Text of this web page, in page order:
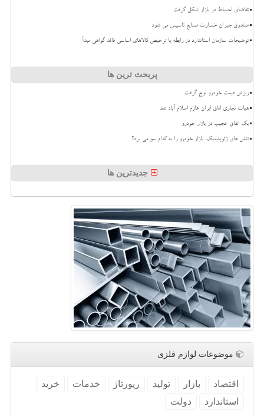
تقاضای احتیاط در بازار شکل گرفت
صندوق جبران خسارت صنایع تاسیس می شود
توضیحات سازمان استاندارد در رابطه با ترخیص کالاهای اساسی فاقد گواهی مبدأ
پربحث ترین ها
ریزش قیمت خودرو اوج گرفت
هیات تجاری اتاق ایران عازم اسلام آباد شد
بک اتفاق عجیب در بازار خودرو
تنش های ژئوپلیتیک، بازار خودرو را به کدام سو می برد؟
جدیدترین ها
موضوعات لوازم فلزی
اقتصاد بازار تولید رپورتاژ خدمات
خرید
استاندارد
دولت